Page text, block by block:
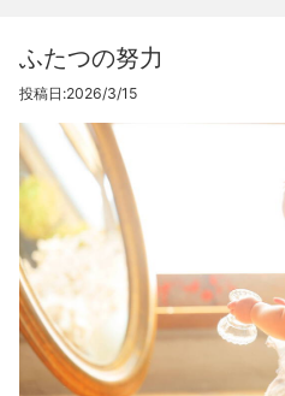
ふたつの努力
投稿日:2026/3/15